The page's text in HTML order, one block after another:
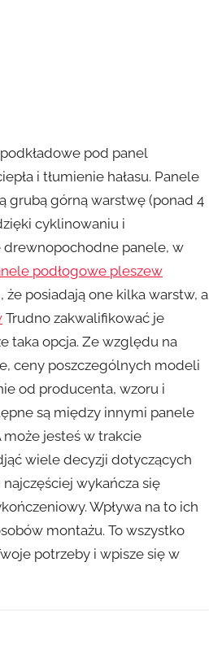
pod panel
i tłumienie hałasu. Panele
grubą górną warstwę (ponad 4
cyklinowaniu i
drewnopochodne panele, w
podłogowe pleszew
posiadają one kilka warstw, a
Trudno zakwalifikować je
taka opcja. Ze względu na
ceny poszczególnych modeli
od producenta, wzoru i
są między innymi panele
może jesteś w trakcie
wiele decyzji dotyczących
wykańcza się
Wpływa na to ich
montażu. To wszystko
potrzeby i wpisze się w